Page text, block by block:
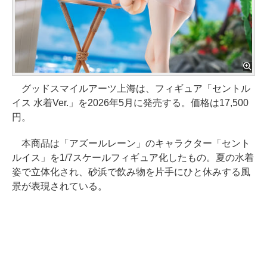
グッドスマイルアーツ上海は、フィギュア「セントル
イス 水着Ver.」を2026年5月に発売する。価格は17,500
円。
本商品は「アズールレーン」のキャラクター「セント
ルイス」を1/7スケールフィギュア化したもの。夏の水着
姿で立体化され、砂浜で飲み物を片手にひと休みする風
景が表現されている。